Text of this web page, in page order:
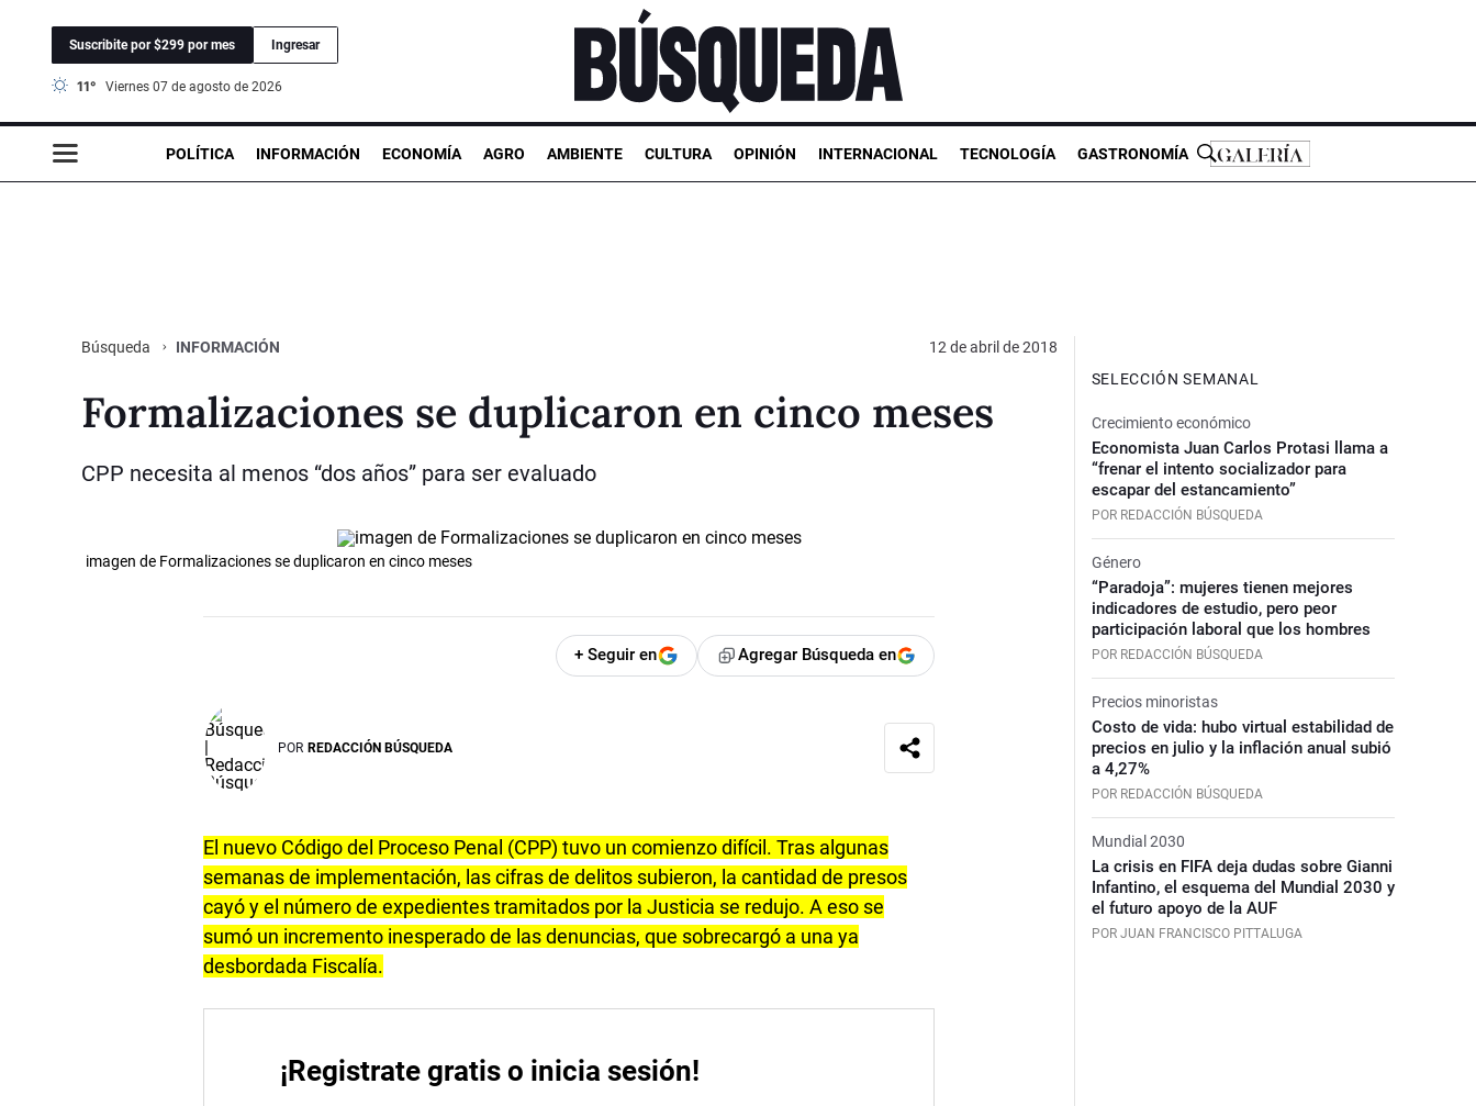
Suscribite por $299 por mes Ingresar
11° viernes 07 de agosto de 2026
POLÍTICA INFORMACIÓN ECONOMÍA AGRO AMBIENTE CULTURA OPINIÓN INTERNACIONAL TECNOLOGÍA GASTRONOMÍA
Búsqueda INFORMACIÓN 12 de abril de 2018
Formalizaciones se duplicaron en cinco meses
CPP necesita al menos “dos años” para ser evaluado
imagen de Formalizaciones se duplicaron en cinco meses
+ Seguir en Agregar Búsqueda en
POR REDACCIÓN BÚSQUEDA
El nuevo Código del Proceso Penal (CPP) tuvo un comienzo difícil. Tras algunas
semanas de implementación, las cifras de delitos subieron, la cantidad de presos
cayó y el número de expedientes tramitados por la Justicia se redujo. A eso se
sumó un incremento inesperado de las denuncias, que sobrecargó a una ya
desbordada Fiscalía.
¡Registrate gratis o inicia sesión!
SELECCIÓN SEMANAL
Crecimiento económico
Economista Juan Carlos Protasi llama a
“frenar el intento socializador para
escapar del estancamiento”
POR REDACCIÓN BÚSQUEDA
Género
“Paradoja”: mujeres tienen mejores
indicadores de estudio, pero peor
participación laboral que los hombres
POR REDACCIÓN BÚSQUEDA
Precios minoristas
Costo de vida: hubo virtual estabilidad de
precios en julio y la inflación anual subió
a 4,27%
POR REDACCIÓN BÚSQUEDA
Mundial 2030
La crisis en FIFA deja dudas sobre Gianni
Infantino, el esquema del Mundial 2030 y
el futuro apoyo de la AUF
POR JUAN FRANCISCO PITTALUGA